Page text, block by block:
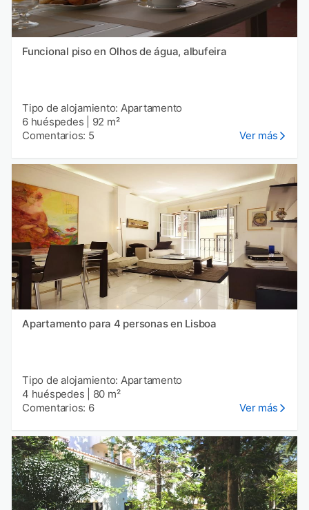
Funcional piso en Olhos de água, albufeira
Tipo de alojamiento: Apartamento
6 huéspedes
92 m²
Comentarios: 5
Ver más
Apartamento para 4 personas en Lisboa
Tipo de alojamiento: Apartamento
4 huéspedes
80 m²
Comentarios: 6
Ver más